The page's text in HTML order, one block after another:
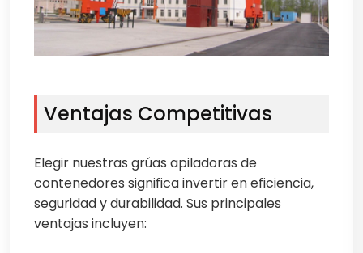
Ventajas Competitivas
Elegir nuestras grúas apiladoras de
contenedores significa invertir en eficiencia,
seguridad y durabilidad. Sus principales
ventajas incluyen: